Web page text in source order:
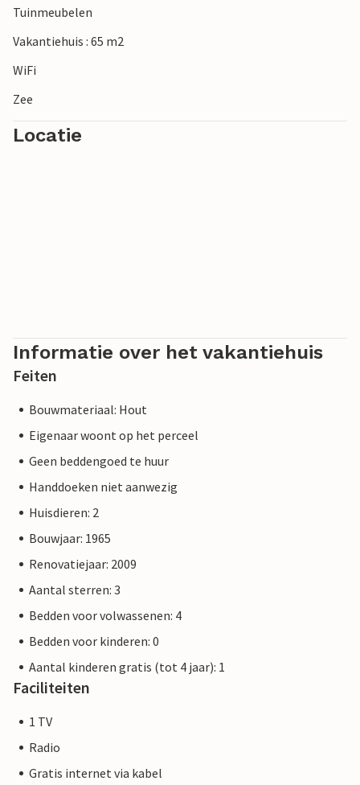
Tuinmeubelen
Vakantiehuis : 65 m2
WiFi
Zee
Locatie
Informatie over het vakantiehuis
Feiten
Bouwmateriaal: Hout
Eigenaar woont op het perceel
Geen beddengoed te huur
Handdoeken niet aanwezig
Huisdieren: 2
Bouwjaar: 1965
Renovatiejaar: 2009
Aantal sterren: 3
Bedden voor volwassenen: 4
Bedden voor kinderen: 0
Aantal kinderen gratis (tot 4 jaar): 1
Faciliteiten
1 TV
Radio
Gratis internet via kabel